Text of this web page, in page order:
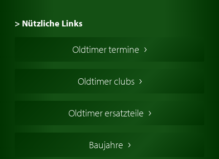
> Nützliche Links
Oldtimers in Europa
Englische Oldtimer
Deutsche Oldtimer
Schwedische Oldtimer
Oldtimer termine
Oldtimer clubs
Oldtimer ersatzteile
Baujahre